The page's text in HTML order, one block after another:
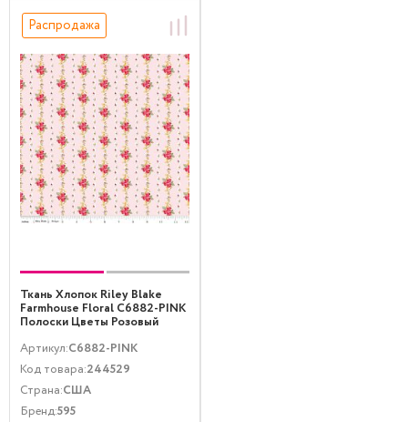
Распродажа
Ткань Хлопок Riley Blake
Farmhouse Floral C6882-PINK
Полоски Цветы Розовый
Артикул:C6882-PINK
Код товара:244529
Страна:США
Бренд:595